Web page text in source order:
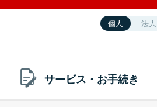
個人 法人
サービス・お手続き